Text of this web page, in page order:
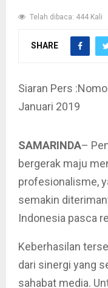
Telah dibaca: 444 Kali
SHARE
Siaran Pers
Januari 2019
SAMARINDA–
bergerak maju
profesionalisme,
semakin
Indonesia pasca
Keberhasilan
dari sinergi yang
sahabat media.